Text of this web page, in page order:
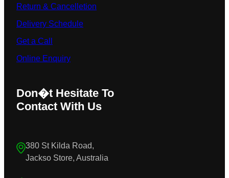
Return & Cancelletion
Delivery Schedule
Get a Call
Online Enquiry
Don�t Hesitate To
Contact With Us
380 St Kilda Road,
Jackso Store, Australia